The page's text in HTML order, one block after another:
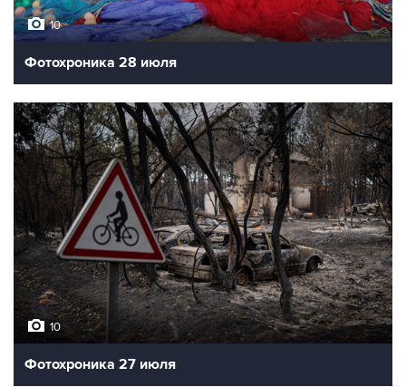
10
Фотохроника 28 июля
10
Фотохроника 27 июля